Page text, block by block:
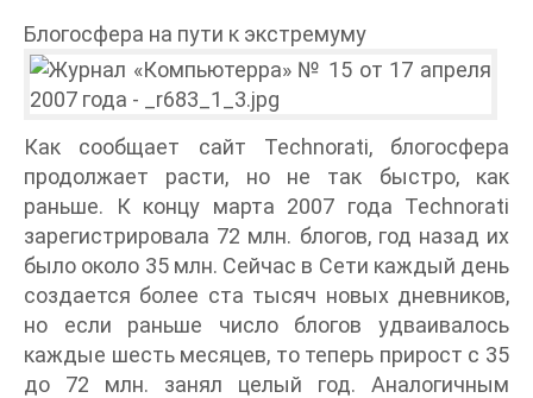
Блогосфера на пути к экстремуму
Как сообщает сайт Technorati, блогосфера
продолжает расти, но не так быстро, как
раньше. К концу марта 2007 года Technorati
зарегистрировала 72 млн. блогов, год назад их
было около 35 млн. Сейчас в Сети каждый день
создается более ста тысяч новых дневников,
но если раньше число блогов удваивалось
каждые шесть месяцев, то теперь прирост с 35
до 72 млн. занял целый год. Аналогичным